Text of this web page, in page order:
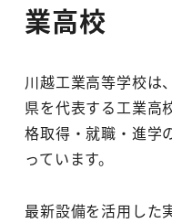
業高校
川越工業高等学校は
県を代表する工業高
格取得・就職・進学
っています。
最新設備を活用した